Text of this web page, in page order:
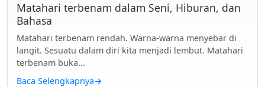
Matahari terbenam dalam Seni, Hiburan, dan
Bahasa
Matahari terbenam rendah. Warna-warna menyebar di
langit. Sesuatu dalam diri kita menjadi lembut. Matahari
terbenam buka...
Baca Selengkapnya→